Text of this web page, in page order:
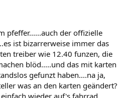
pfeffer......auch der offizielle
ist bizarrerweise immer das
treiber wie 12.40 funzen, die
blöd.....und das mit karten
gefunzt haben....na ja,
was an den karten geändert?
wieder auf's fahrrad